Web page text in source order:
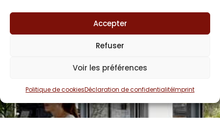
Accepter
Refuser
Voir les préférences
Politique de cookiesDéclaration de confidentialitéImprint